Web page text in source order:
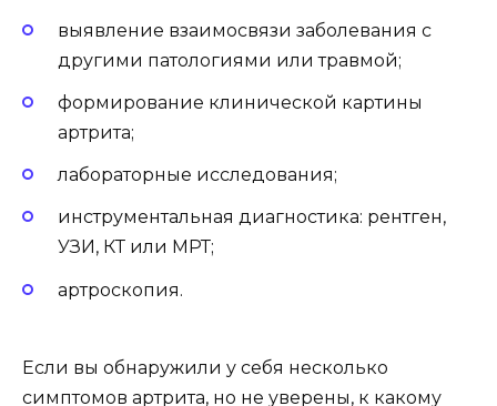
выявление взаимосвязи заболевания с
другими патологиями или травмой;
формирование клинической картины
артрита;
лабораторные исследования;
инструментальная диагностика: рентген,
УЗИ, КТ или МРТ;
артроскопия.
Если вы обнаружили у себя несколько
симптомов артрита, но не уверены, к какому